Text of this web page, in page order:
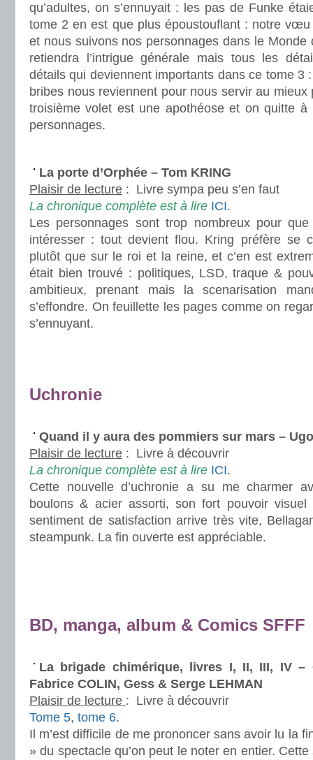
qu’adultes, on s’ennuyait : les pas de Funke
tome 2 en est que plus époustouflant : notre
et nous suivons nos personnages dans le Monde
retiendra l’intrigue générale mais tous les
détails qui deviennent importants dans ce tome 3
bribes nous reviennent pour nous servir au
troisième volet est une apothéose et on quitte
personnages.
La porte d’Orphée – Tom KRING
Plaisir de lecture : Livre sympa peu s’en faut
La chronique complète est à lire ICI.
Les personnages sont trop nombreux pour
intéresser : tout devient flou. Kring préfère se
plutôt que sur le roi et la reine, et c’en est
était bien trouvé : politiques, LSD, traque &
ambitieux, prenant mais la scenarisation
s’effondre. On feuillette les pages comme on
s’ennuyant.
Uchronie
Quand il y aura des pommiers sur mars –
Plaisir de lecture : Livre à découvrir
La chronique complète est à lire ICI.
Cette nouvelle d’uchronie a su me charmer
boulons & acier assorti, son fort pouvoir
sentiment de satisfaction arrive très vite,
steampunk. La fin ouverte est appréciable.
BD, manga, album & Comics SFFF
La brigade chimérique, livres I, II, III, IV –
Fabrice COLIN, Gess & Serge LEHMAN
Plaisir de lecture : Livre à découvrir
Tome 5, tome 6.
Il m’est difficile de me prononcer sans avoir lu la
» du spectacle qu’on peut le noter en entier.